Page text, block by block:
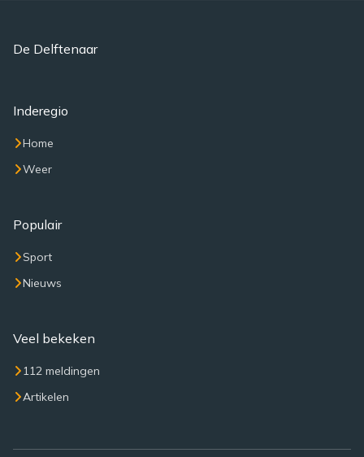
De Delftenaar
Inderegio
Home
Weer
Populair
Sport
Nieuws
Veel bekeken
112 meldingen
Artikelen